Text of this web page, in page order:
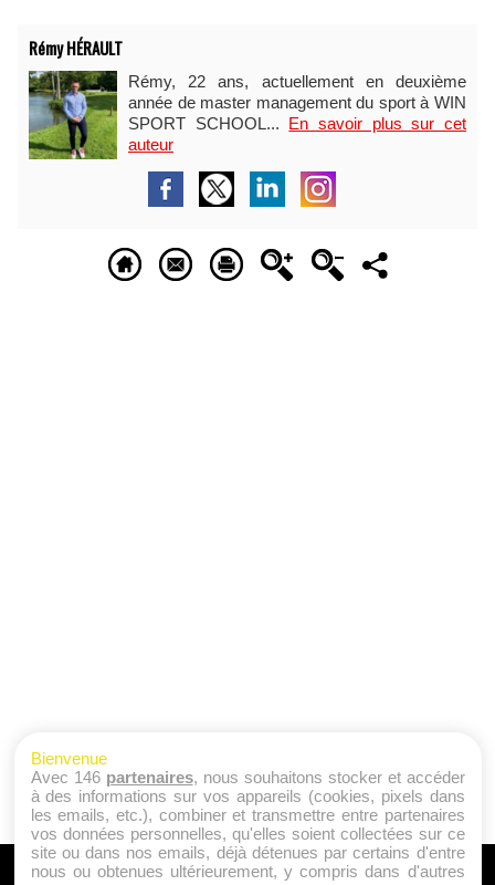
Rémy HÉRAULT
Rémy, 22 ans, actuellement en deuxième
année de master management du sport à WIN
SPORT SCHOOL... En savoir plus sur cet
auteur
Bienvenue
Avec 146 partenaires, nous souhaitons stocker et accéder
à des informations sur vos appareils (cookies, pixels dans
les emails, etc.), combiner et transmettre entre partenaires
vos données personnelles, qu'elles soient collectées sur ce
site ou dans nos emails, déjà détenues par certains d'entre
nous ou obtenues ultérieurement, y compris dans d'autres